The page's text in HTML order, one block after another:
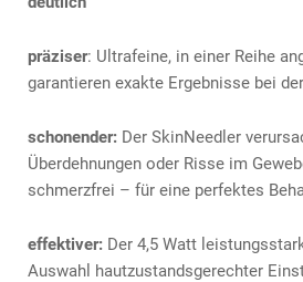
präziser: Ultrafeine, in einer Reihe
garantieren exakte Ergebnisse bei
schonender: Der SkinNeedler
Überdehnungen oder Risse im
schmerzfrei – für eine perfektes
effektiver: Der 4,5 Watt
Auswahl hautzustandsgerechter